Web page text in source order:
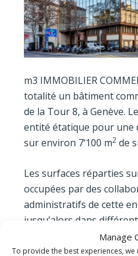
Manage
To provide the best experiences,
m3 IMMOBILIER
totalité un bâtiment
de la Tour 8, à Genève.
entité étatique pour une
sur environ 7‘100 m2 de
Les surfaces réparties
occupées par des
administratifs de cette
jusqu’alors dans
Le bail a été conclu pour